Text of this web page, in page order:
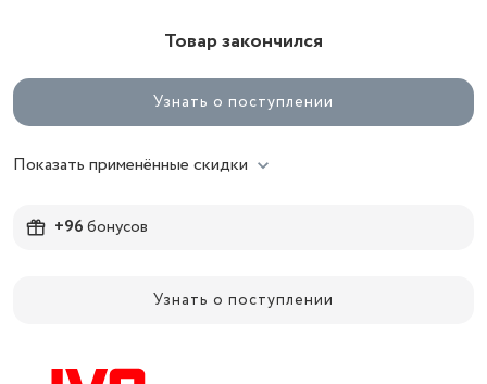
Товар закончился
Узнать о поступлении
Показать применённые скидки
+96бонусов
Узнать о поступлении